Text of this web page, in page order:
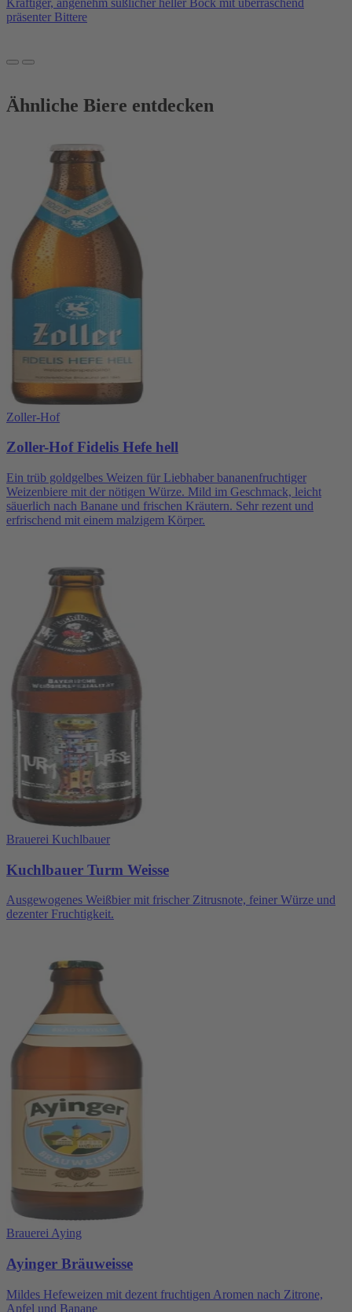
präsenter Bittere
Ähnliche Biere entdecken
Zoller-Hof
Zoller-Hof Fidelis Hefe hell
Ein trüb goldgelbes Weizen für Liebhaber bananenfruchtiger
Weizenbiere mit der nötigen Würze. Mild im Geschmack, leicht
säuerlich nach Banane und frischen Kräutern. Sehr rezent und
erfrischend mit einem malzigem Körper.
Brauerei Kuchlbauer
Kuchlbauer Turm Weisse
Ausgewogenes Weißbier mit frischer Zitrusnote, feiner Würze und
dezenter Fruchtigkeit.
Brauerei Aying
Ayinger Bräuweisse
Mildes Hefeweizen mit dezent fruchtigen Aromen nach Zitrone,
Apfel und Banane